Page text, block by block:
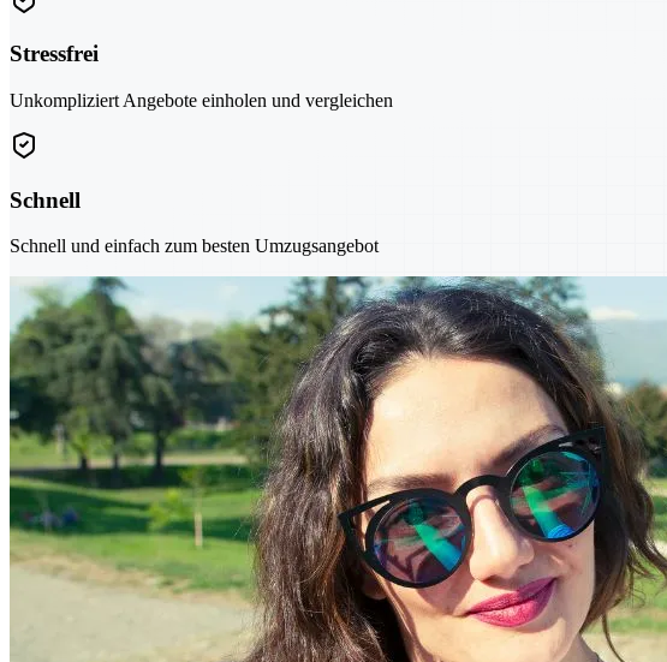
Stressfrei
Unkompliziert Angebote einholen und vergleichen
Schnell
Schnell und einfach zum besten Umzugsangebot